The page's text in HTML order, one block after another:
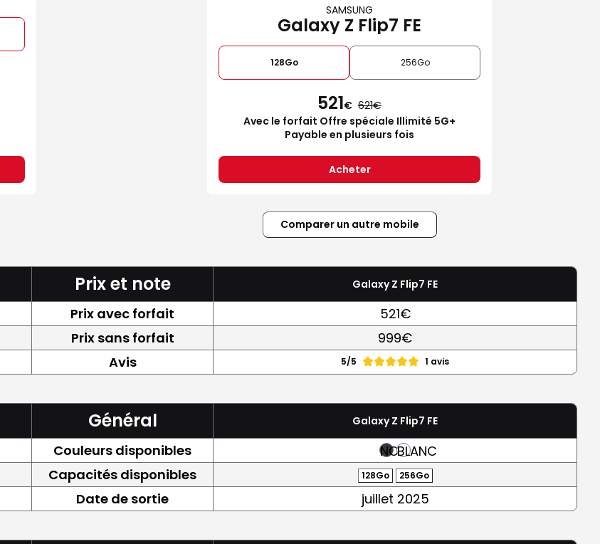
SAMSUNG
Galaxy Z Flip7 FE
128Go 256Go
521€ 621
Avec le forfait Offre spéciale Illimité 5G+
Payable en plusieurs fois
Acheter
Comparer un autre mobile
Prix et note Galaxy Z Flip7 FE
Prix avec forfait
521€
Prix sans forfait 999€
Avis 5/5 1 avis
Général Galaxy Z Flip7 FE
Couleurs disponibles NOIRBLANC
Capacités disponibles 128Go 256Go
Date de sortie juillet 2025